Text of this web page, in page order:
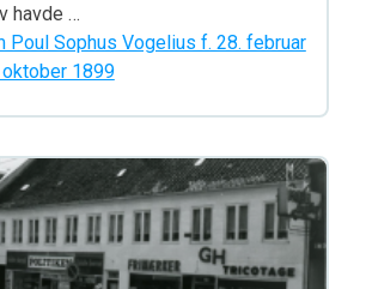
havde …
Poul Sophus Vogelius f. 28. februar
1899